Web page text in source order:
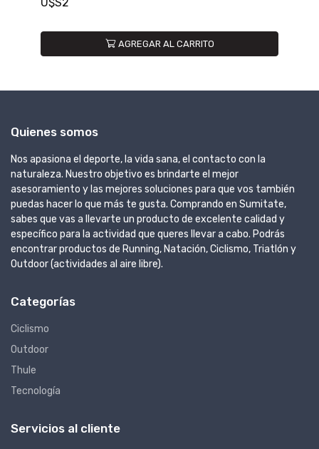
AGREGAR AL CARRITO
Quienes somos
Nos apasiona el deporte, la vida sana, el contacto con la
naturaleza. Nuestro objetivo es brindarte el mejor
asesoramiento y las mejores soluciones para que vos también
puedas hacer lo que más te gusta. Comprando en Sumitate,
sabes que vas a llevarte un producto de excelente calidad y
específico para la actividad que queres llevar a cabo. Podrás
encontrar productos de Running, Natación, Ciclismo, Triatlón y
Outdoor (actividades al aire libre).
Categorías
Ciclismo
Outdoor
Thule
Tecnología
Servicios al cliente